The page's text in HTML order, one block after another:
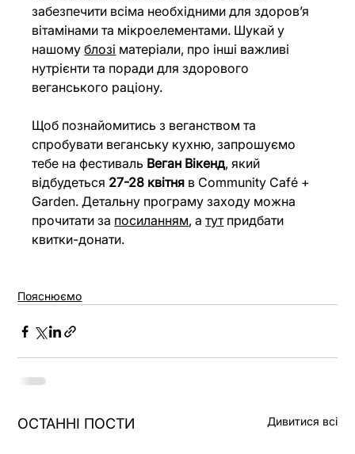
забезпечити всіма необхідними для здоров’я
вітамінами та мікроелементами. Шукай у
нашому блозі матеріали, про інші важливі
нутрієнти та поради для здорового
веганського раціону.
Щоб познайомитись з веганством та
спробувати веганську кухню, запрошуємо
тебе на фестиваль Веган Вікенд, який
відбудеться 27-28 квітня в Community Café +
Garden. Детальну програму заходу можна
прочитати за посиланням, а тут придбати
квитки-донати.
Пояснюємо
ОСТАННІ ПОСТИ Дивитися всі